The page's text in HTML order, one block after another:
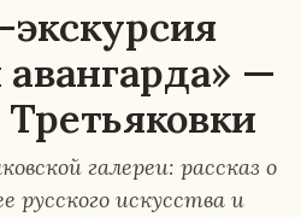
—
галереи: рассказ о
русского искусства и